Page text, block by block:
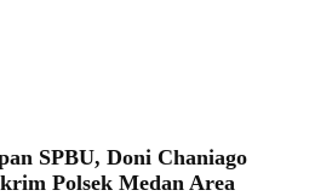
SPBU, Doni Chaniago
Polsek Medan Area